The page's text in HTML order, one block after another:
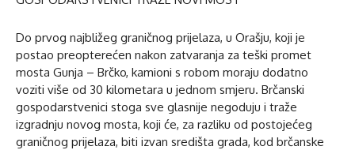
Do prvog najbližeg graničnog prijelaza, u Orašju, koji je
postao preopterećen nakon zatvaranja za teški promet
mosta Gunja – Brčko, kamioni s robom moraju dodatno
voziti više od 30 kilometara u jednom smjeru. Brčanski
gospodarstvenici stoga sve glasnije negoduju i traže
izgradnju novog mosta, koji će, za razliku od postojećeg
graničnog prijelaza, biti izvan središta grada, kod brčanske